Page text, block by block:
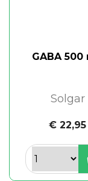
GABA 500
Solgar
€ 22,95